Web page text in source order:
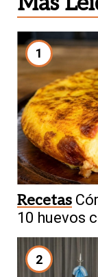
1
Recetas
10 huevos
2